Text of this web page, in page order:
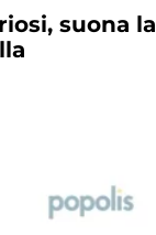
suona la